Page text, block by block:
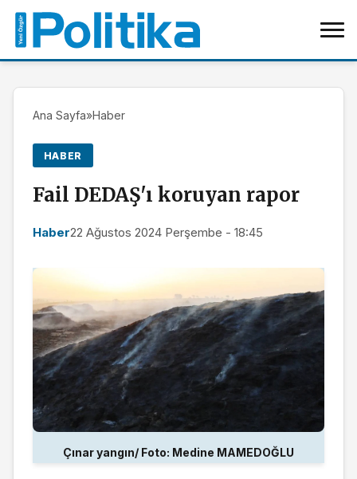
Ana Sayfa»Haber
HABER
Fail DEDAŞ'ı koruyan rapor
Haber22 Ağustos 2024 Perşembe - 18:45
Çınar yangın/ Foto: Medine MAMEDOĞLU